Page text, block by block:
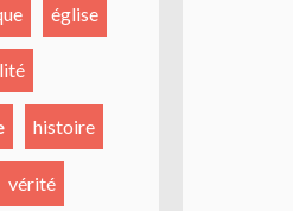
église
histoire
vérité